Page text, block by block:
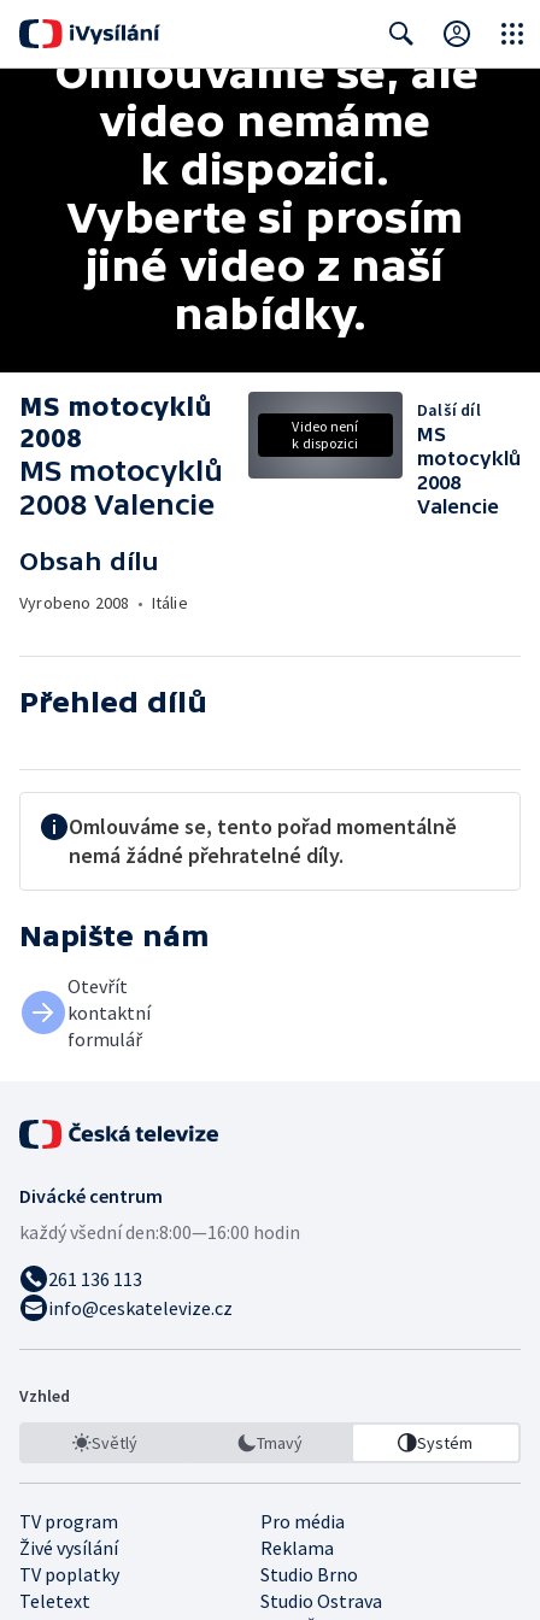
Search
Omlouváme se, ale
video nemáme
k dispozici.
Vyberte si prosím
jiné video z naší
nabídky.
MS motocyklů
2008
MS motocyklů
2008 Valencie
Obsah dílu
Vyrobeno 2008 • Itálie
Video není
k dispozici
Další díl
MS
motocyklů
2008
Valencie
Přehled dílů
Omlouváme se, tento pořad momentálně
nemá žádné přehratelné díly.
Napište nám
Otevřít
kontaktní
formulář
Divácké centrum
každý všední den:8:00—16:00 hodin
261 136 113
info@ceskatelevize.cz
Vzhled
Světlý Tmavý Systém
TV program
Pro média
Živé vysílání
Reklama
TV poplatky
Studio Brno
Teletext
Studio Ostrava